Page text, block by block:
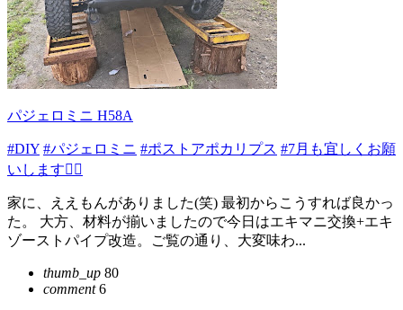
パジェロミニ H58A
#DIY #パジェロミニ #ポストアポカリプス #7月も宜しくお願
いします🙇‍♂️
家に、ええもんがありました(笑) 最初からこうすれば良かっ
た。 大方、材料が揃いましたので今日はエキマニ交換+エキ
ゾーストパイプ改造。ご覧の通り、大変味わ...
thumb_up 80
comment6